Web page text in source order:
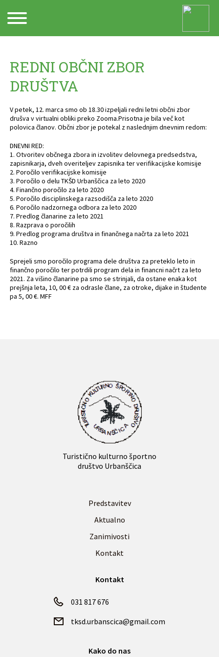
REDNI OBČNI ZBOR
DRUŠTVA
V petek, 12. marca smo ob 18.30 izpeljali redni letni občni zbor
drušva v virtualni obliki preko Zooma.Prisotna je bila več kot
polovica članov. Občni zbor je potekal z naslednjim dnevnim redom:
DNEVNI RED:
1. Otvoritev občnega zbora in izvolitev delovnega predsedstva,
zapisnikarja, dveh overiteljev zapisnika ter verifikacijske komisije
2. Poročilo verifikacijske komisije
3. Poročilo o delu TKŠD Urbanščica za leto 2020
4. Finančno poročilo za leto 2020
5. Poročilo disciplinskega razsodišča za leto 2020
6. Poročilo nadzornega odbora za leto 2020
7. Predlog članarine za leto 2021
8. Razprava o poročilih
9. Predlog programa društva in finančnega načrta za leto 2021
10. Razno
Sprejeli smo poročilo programa dele društva za preteklo leto in
finančno poročilo ter potrdili program dela in financni načrt za leto
2021. Za višino članarine pa smo se strinjali, da ostane enaka kot
prejšnja leta, 10, 00 € za odrasle člane, za otroke, dijake in študente
pa 5, 00 €. MFF
Turistično kulturno športno
društvo Urbanščica
Predstavitev
Aktualno
Zanimivosti
Kontakt
Kontakt
031 817 676
tksd.urbanscica@gmail.com
Kako do nas